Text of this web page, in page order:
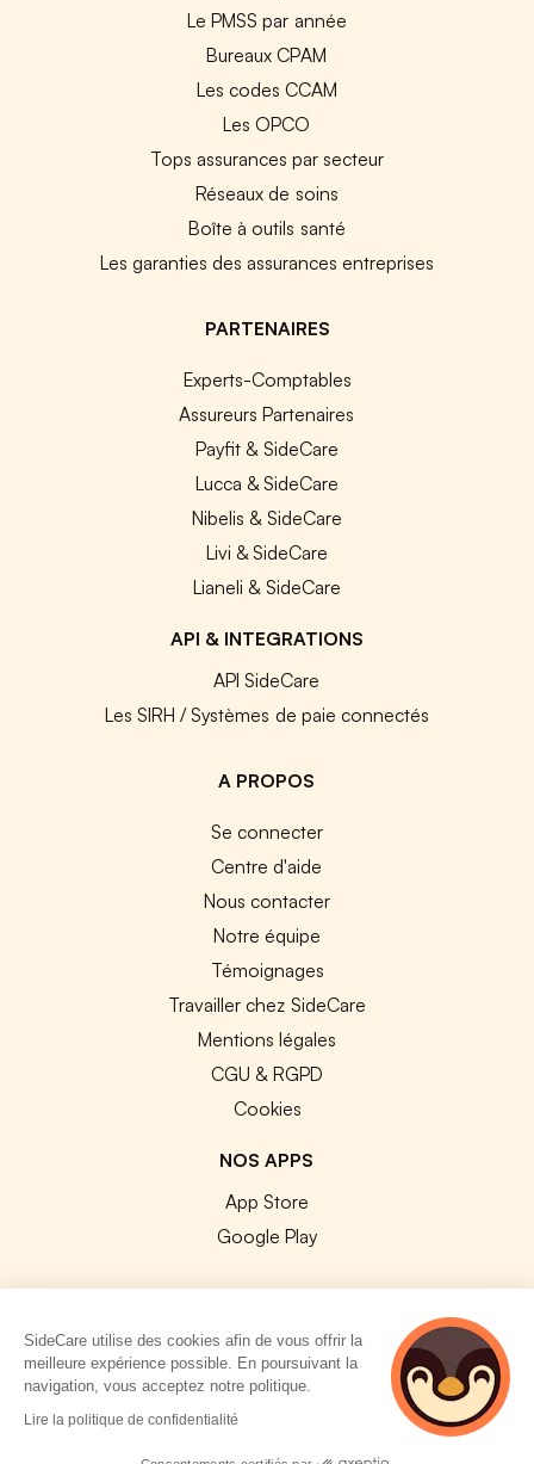
Le PMSS par année
Bureaux CPAM
Les codes CCAM
Les OPCO
Tops assurances par secteur
Réseaux de soins
Boîte à outils santé
Les garanties des assurances entreprises
PARTENAIRES
Experts-Comptables
Assureurs Partenaires
Payfit & SideCare
Lucca & SideCare
Nibelis & SideCare
Livi & SideCare
Lianeli & SideCare
API & INTEGRATIONS
API SideCare
Les SIRH / Systèmes de paie connectés
A PROPOS
Se connecter
Centre d'aide
Nous contacter
Notre équipe
Témoignages
Travailler chez SideCare
Mentions légales
CGU & RGPD
Cookies
NOS APPS
App Store
Google Play
© 2026 SideCare. Tous droits réservés.
SideCare utilise des cookies afin de vous offrir la
meilleure expérience possible. En poursuivant la
navigation, vous acceptez notre politique.
Lire la politique de confidentialité
4 personnes
consultent